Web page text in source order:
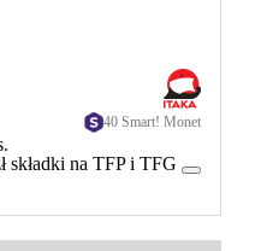
40 Smart! Monet
składki na TFP i TFG